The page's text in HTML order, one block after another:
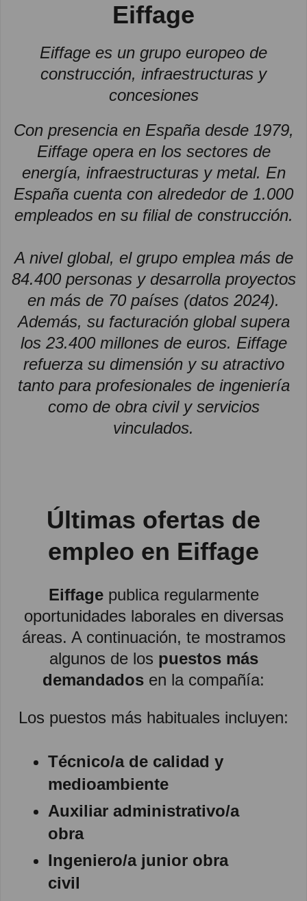
Eiffage
Eiffage es un grupo europeo de
construcción, infraestructuras y
concesiones
Con presencia en España desde 1979,
Eiffage opera en los sectores de
energía, infraestructuras y metal. En
España cuenta con alrededor de 1.000
empleados en su filial de construcción.
A nivel global, el grupo emplea más de
84.400 personas y desarrolla proyectos
en más de 70 países (datos 2024).
Además, su facturación global supera
los 23.400 millones de euros. Eiffage
refuerza su dimensión y su atractivo
tanto para profesionales de ingeniería
como de obra civil y servicios
vinculados.
Últimas ofertas de
empleo en Eiffage
Eiffagepublica regularmente
oportunidades laborales en diversas
áreas. A continuación, te mostramos
algunos de los puestos más
demandados en la compañía:
Los puestos más habituales incluyen:
Técnico/a de calidad y
medioambiente
Auxiliar administrativo/a
obra
Ingeniero/a junior obra
civil